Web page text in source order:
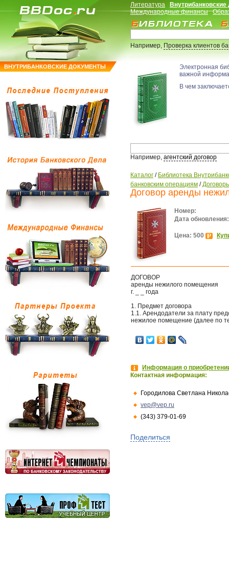
ВНУТРИБАНКОВСКИЕ ДОКУМЕНТЫ
Литература
Международные финансы
Например,Проверка клиентов
Электронная
важной
В чем
Например, агентский договор
Каталог / Библиотека
банковским операциям /
Договор аренды
Номер:
Дата обновления:
Цена: 500
ДОГОВОР
аренды нежилого помещения
г. _ _ года
1. Предмет договора
1.1. Арендодатели за плату
нежилое помещение (далее по
Информация о
Контактная информация:
Городилова Светлана
vep@vep.ru
(343) 379-01-69
Поделиться